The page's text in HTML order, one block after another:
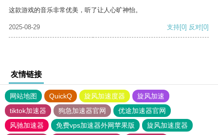
这款游戏的音乐非常优美，听了让人心旷神怡。
2025-08-29 支持[0] 反对[0]
友情链接
网站地图 QuickQ 旋风加速度器
旋风加速
tiktok加速器
狗急加速器官网
优途加速器官网
风驰加速器
免费vps加速器外网苹果版
旋风加速度器